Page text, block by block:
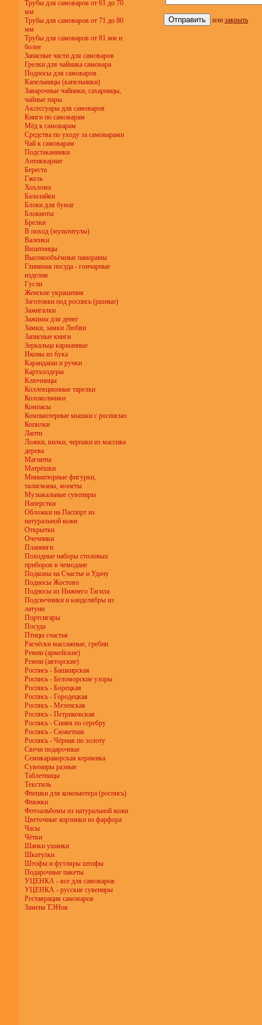
Трубы для самоваров от 61 до 70
мм
Трубы для самоваров от 71 до 80
мм
Трубы для самоваров от 81 мм и
более
Запасные части для самоваров
Грелки для чайника самовара
Подносы для самоваров
Капельницы (капельники)
Заварочные чайники, сахарницы,
чайные пары
Аксессуары для самоваров
Книги по самоварам
Мёд к самоварам
Средства по уходу за самоварами
Чай к самоварам
Подстаканники
Антиквариат
Береста
Гжель
Хохлома
Балалайки
Блоки для бумаг
Блокноты
Брелки
В поход (мультитулы)
Валенки
Визитницы
Высокообъёмные панорамы
Глиняная посуда - гончарные
изделия
Гусли
Женские украшения
Заготовки под роспись (разные)
Зажигалки
Зажимы для денег
Замки, замки Любви
Записные книги
Зеркальца карманные
Иконы из бука
Карандаши и ручки
Картхолдеры
Ключницы
Коллекционные тарелки
Колокольчики
Компасы
Компьютерные мышки с росписью
Копилки
Лапти
Ложки, вилки, черпаки из массива
дерева
Магниты
Матрёшки
Миниатюрные фигурки,
талисманы, монеты
Музыкальные сувениры
Наперстки
Обложки на Паспорт из
натуральной кожи
Открытки
Очечники
Планинги
Походные наборы столовых
приборов в чемодане
Подковы на Счастье и Удачу
Подносы Жостово
Подносы из Нижнего Тагила
Подсвечники и канделябры из
латуни
Портсигары
Посуда
Птицы счастья
Расчёски массажные, гребни
Ремни (армейские)
Ремни (авторские)
Роспись - Башкирская
Роспись - Беломорские узоры
Роспись - Борецкая
Роспись - Городецкая
Роспись - Мезенская
Роспись - Петриковская
Роспись - Синяя по серебру
Роспись - Сюжетная
Роспись - Чёрная по золоту
Свечи подарочные
Семикаракорская керамика
Сувениры разные
Таблетницы
Текстиль
Флешки для компьютера (роспись)
Фляжки
Фотоальбомы из натуральной кожи
Цветочные корзинки из фарфора
Часы
Чётки
Шапки ушанки
Шкатулки
Штофы и футляры штофы
Подарочные пакеты
УЦЕНКА - все для самоваров
УЦЕНКА - русские сувениры
Реставрация самоваров
Замена ТЭНов
или закрыть